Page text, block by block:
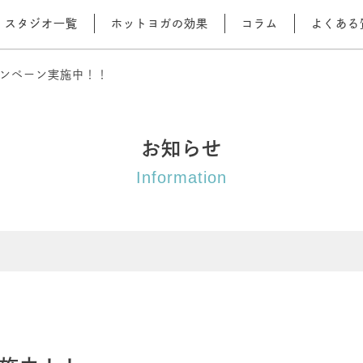
スタジオ一覧 ホットヨガの効果 コラム よくある
ペーン実施中！！
お知らせ
Information